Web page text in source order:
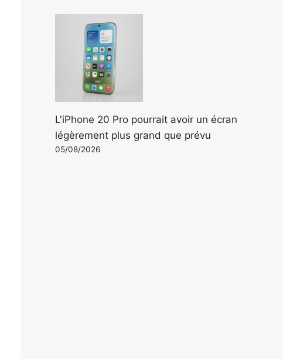
L'iPhone 20 Pro pourrait avoir un écran
légèrement plus grand que prévu
05/08/2026